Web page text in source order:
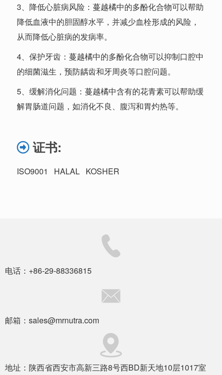
3、降低心脏病风险：蔓越橘中的多酚化合物可以帮助
降低血液中的胆固醇水平，并减少血栓形成的风险，
从而降低心脏病的发病率。
4、保护牙齿：蔓越橘中的多酚化合物可以抑制口腔中
的细菌滋生，预防龋齿和牙周炎等口腔问题。
5、缓解消化问题：蔓越橘中含有的花青素可以帮助缓
解胃肠道问题，如消化不良、腹泻和胃灼热等。
证书:
ISO9001 HALAL KOSHER
电话：+86-29-88336815
邮箱：sales@mrnutra.com
地址：陕西省西安市高新三路8号西BD新天地10层1017室